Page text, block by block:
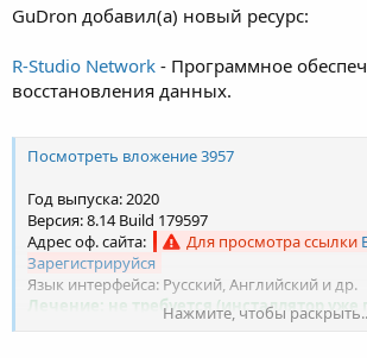
GuDron добавил(а) новый ресурс:
R-Studio Network - Программное
восстановления данных.
Посмотреть вложение 3957
Год выпуска: 2020
Версия: 8.14 Build 179597
Адрес оф. сайта:
Для просмотра ссылки
Зарегистрируйся
Язык интерфейса: Русский, Английский и др.
Лечение: не требуется (инсталлятор уже
Нажмите, чтобы